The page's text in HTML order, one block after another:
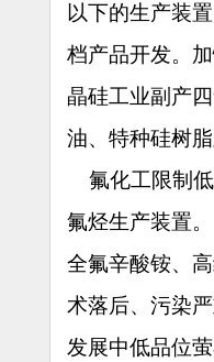
以下的生产装
档产品开发。
晶硅工业副产
油、特种硅树
氟化工限制低
氟烃生产装置
全氟辛酸铵、
术落后、污染
发展中低品位